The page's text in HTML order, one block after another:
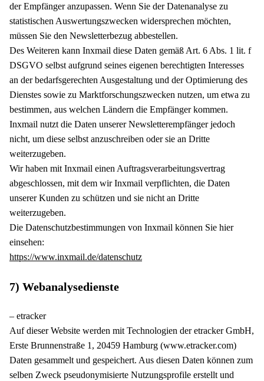
der Empfänger anzupassen. Wenn Sie der Datenanalyse zu
statistischen Auswertungszwecken widersprechen möchten,
müssen Sie den Newsletterbezug abbestellen.
Des Weiteren kann Inxmail diese Daten gemäß Art. 6 Abs. 1 lit. f
DSGVO selbst aufgrund seines eigenen berechtigten Interesses
an der bedarfsgerechten Ausgestaltung und der Optimierung des
Dienstes sowie zu Marktforschungszwecken nutzen, um etwa zu
bestimmen, aus welchen Ländern die Empfänger kommen.
Inxmail nutzt die Daten unserer Newsletterempfänger jedoch
nicht, um diese selbst anzuschreiben oder sie an Dritte
weiterzugeben.
Wir haben mit Inxmail einen Auftragsverarbeitungsvertrag
abgeschlossen, mit dem wir Inxmail verpflichten, die Daten
unserer Kunden zu schützen und sie nicht an Dritte
weiterzugeben.
Die Datenschutzbestimmungen von Inxmail können Sie hier
einsehen:
https://www.inxmail.de/datenschutz
7) Webanalysedienste
– etracker
Auf dieser Website werden mit Technologien der etracker GmbH,
Erste Brunnenstraße 1, 20459 Hamburg (www.etracker.com)
Daten gesammelt und gespeichert. Aus diesen Daten können zum
selben Zweck pseudonymisierte Nutzungsprofile erstellt und